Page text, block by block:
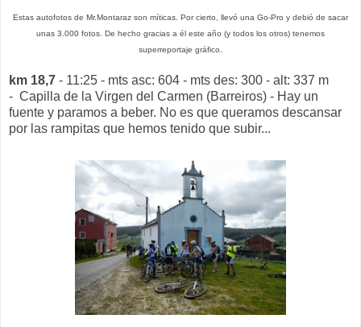
Estas autofotos de Mr.Montaraz son míticas. Por cierto, llevó una Go-Pro y debió de sacar
unas 3.000 fotos. De hecho gracias a él este año (y todos los otros) tenemos
superreportaje gráfico.
km 18,7 - 11:25 - mts asc: 604 - mts des: 300 - alt: 337 m
- Capilla de la Virgen del Carmen (Barreiros) - Hay un
fuente y paramos a beber. No es que queramos descansar
por las rampitas que hemos tenido que subir...